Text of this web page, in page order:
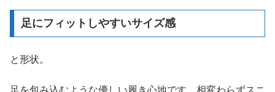
足にフィットしやすいサイズ感
と形状。